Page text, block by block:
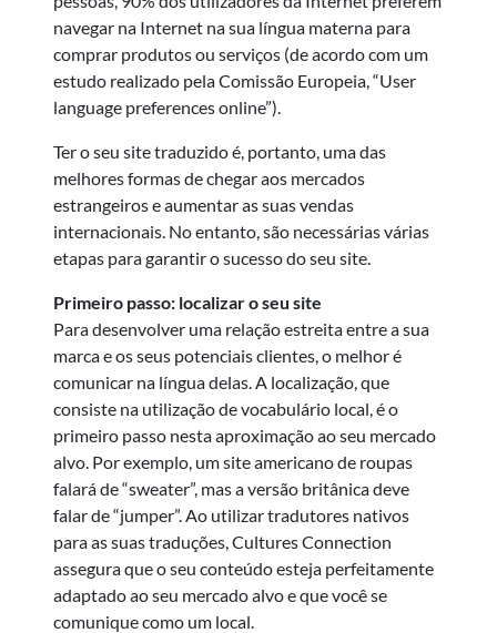
navegar na Internet na sua língua materna para
comprar produtos ou serviços (de acordo com um
estudo realizado pela Comissão Europeia, “User
language preferences online”).
Ter o seu site traduzido é, portanto, uma das
melhores formas de chegar aos mercados
estrangeiros e aumentar as suas vendas
internacionais. No entanto, são necessárias várias
etapas para garantir o sucesso do seu site.
Primeiro passo: localizar o seu site
Para desenvolver uma relação estreita entre a sua
marca e os seus potenciais clientes, o melhor é
comunicar na língua delas. A localização, que
consiste na utilização de vocabulário local, é o
primeiro passo nesta aproximação ao seu mercado
alvo. Por exemplo, um site americano de roupas
falará de “sweater”, mas a versão britânica deve
falar de “jumper”. Ao utilizar tradutores nativos
para as suas traduções, Cultures Connection
assegura que o seu conteúdo esteja perfeitamente
adaptado ao seu mercado alvo e que você se
comunique como um local.